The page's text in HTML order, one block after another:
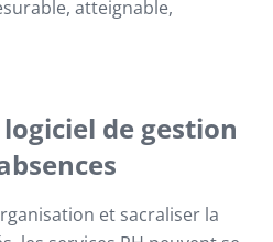
atteignable,
logiciel de gestion
et sacraliser la